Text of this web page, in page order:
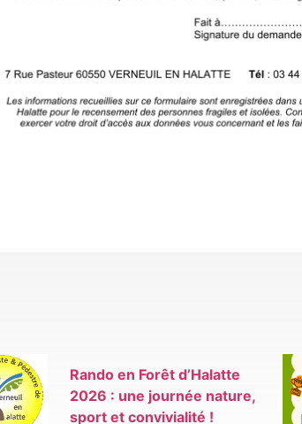
Rando en Forêt d’Halatte
2026 : une journée nature,
sport et convivialité !